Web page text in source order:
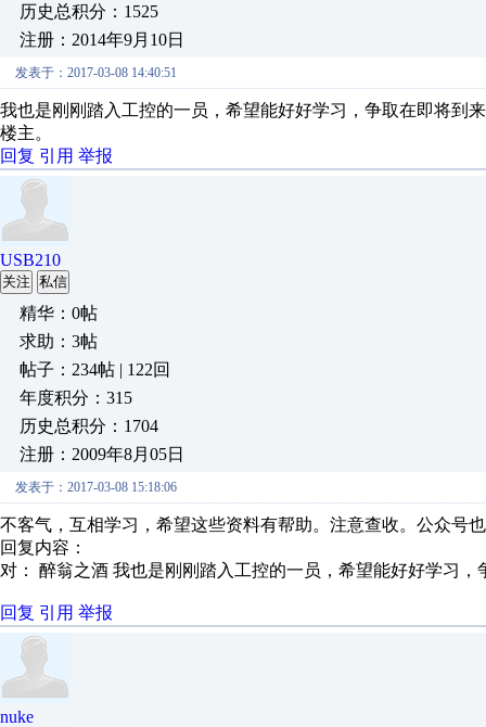
历史总积分：1525
注册：2014年9月10日
发表于：2017-03-08 14:40:51
我也是刚刚踏入工控的一员，希望能好好学习，争取在即将到
楼主。
回复 引用 举报
USB210
关注 私信
精华：0帖
求助：3帖
帖子：234帖 | 122回
年度积分：315
历史总积分：1704
注册：2009年8月05日
发表于：2017-03-08 15:18:06
不客气，互相学习，希望这些资料有帮助。注意查收。公众号
回复内容：
对： 醉翁之酒 我也是刚刚踏入工控的一员，希望能好好学习，
回复 引用 举报
nuke